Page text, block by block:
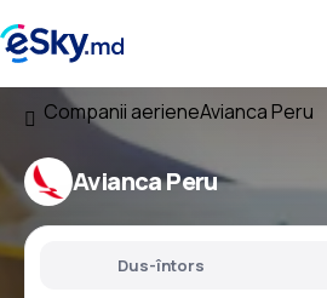
Companii aerieneAvianca Peru
Avianca Peru
Dus-întors